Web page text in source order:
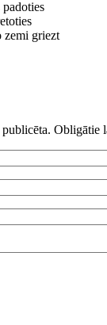
zemi griezt
publicēta. Obligātie